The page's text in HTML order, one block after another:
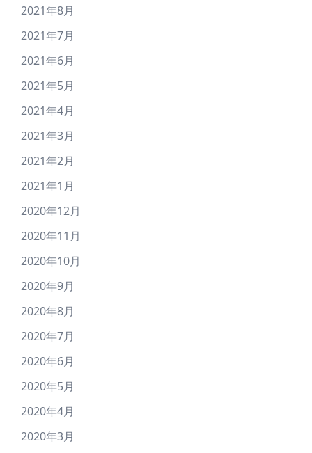
2021年8月
2021年7月
2021年6月
2021年5月
2021年4月
2021年3月
2021年2月
2021年1月
2020年12月
2020年11月
2020年10月
2020年9月
2020年8月
2020年7月
2020年6月
2020年5月
2020年4月
2020年3月